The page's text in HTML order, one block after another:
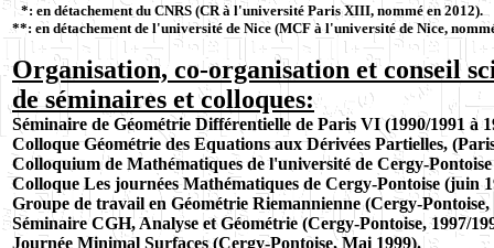
*: en détachement du CNRS (CR à l'université Paris XIII, nommé en 2012).
**: en détachement de l'université de Nice (MCF à l'université de Nice,
Organisation, co-organisation et conseil
de séminaires et colloques:
Séminaire de Géométrie Différentielle de Paris VI (1990/1991 à
Colloque Géométrie des Equations aux Dérivées Partielles,
Colloquium de Mathématiques de l'université de Cergy-Pontoise
Colloque Les journées Mathématiques de Cergy-Pontoise (juin
Groupe de travail en Géométrie Riemannienne (Cergy-Pontoise,
Séminaire CGH, Analyse et Géométrie (Cergy-Pontoise, 1997/
Journée Minimal Surfaces (Cergy-Pontoise, Mai 1999).